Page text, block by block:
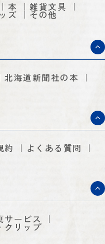
本 雑貨文具
ズ その他
北海道新聞社の本
約 よくある質問
サービス
クリップ